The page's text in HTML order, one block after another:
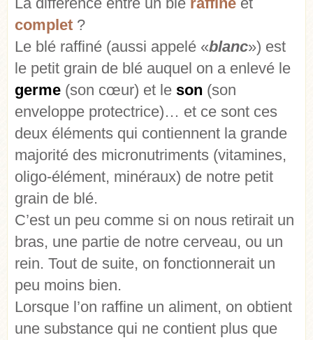
complet ?
Le blé raffiné (aussi appelé «blanc») est
le petit grain de blé auquel on a enlevé le
germe (son cœur) et le son (son
enveloppe protectrice)… et ce sont ces
deux éléments qui contiennent la grande
majorité des micronutriments (vitamines,
oligo-élément, minéraux) de notre petit
grain de blé.
C’est un peu comme si on nous retirait un
bras, une partie de notre cerveau, ou un
rein. Tout de suite, on fonctionnerait un
peu moins bien.
Lorsque l’on raffine un aliment, on obtient
une substance qui ne contient plus que